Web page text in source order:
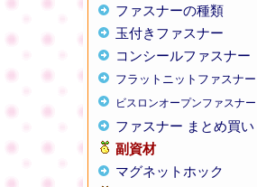
ファスナーの種類
玉付きファスナー
コンシールファスナー
フラットニットファスナー
ビスロンオープンファスナー
ファスナー まとめ買い
副資材
マグネットホック